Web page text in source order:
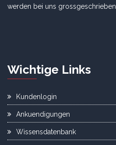
werden bei uns grossgeschrieben.
Wichtige Links
Kundenlogin
Ankuendigungen
Wissensdatenbank